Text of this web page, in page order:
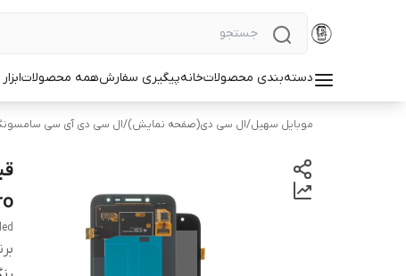
دسته‌بندی محصولاتخانهپیگیری سفارشهمه محصولات
موبایل سهیل/ال سی دی(صفحه نمایش)/ال سی دی آی سی